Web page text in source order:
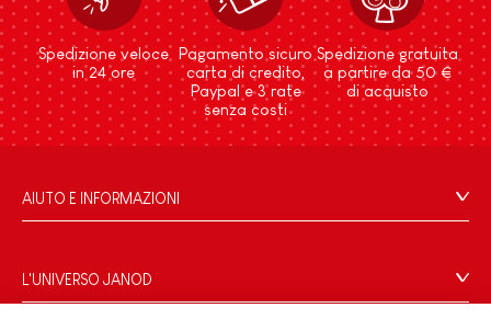
Spedizione veloce
in 24 ore
Pagamento sicuro
carta di credito,
Paypal e 3 rate
senza costi
Spedizione gratuita
a partire da 50 €
di acquisto
AIUTO E INFORMAZIONI
Domande Frequenti
Contatti
L'UNIVERSO JANOD